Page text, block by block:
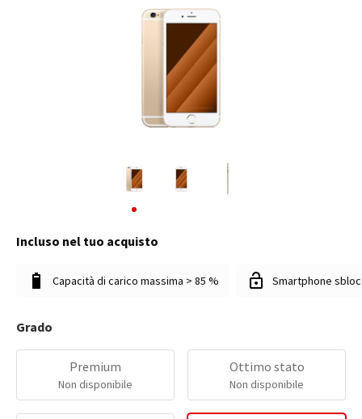
Incluso nel tuo acquisto
Capacità di carico massima > 85 % Smartphone
Grado
Premium
Non disponibile
Ottimo stato
Non disponibile